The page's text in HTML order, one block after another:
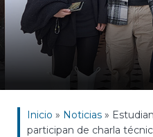
Inicio » Noticias »
participan de charla